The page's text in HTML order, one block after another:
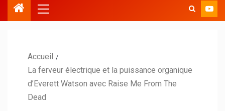
Accueil
La ferveur électrique et la puissance organique
d’Everett Watson avec Raise Me From The
Dead